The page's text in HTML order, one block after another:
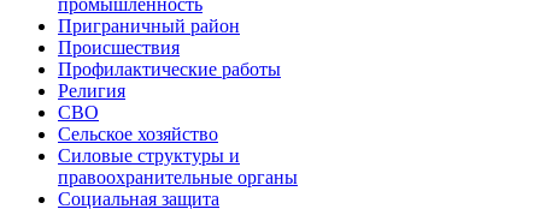
Приграничный район
Происшествия
Профилактические работы
Религия
СВО
Сельское хозяйство
Силовые структуры и
правоохранительные органы
Социальная защита